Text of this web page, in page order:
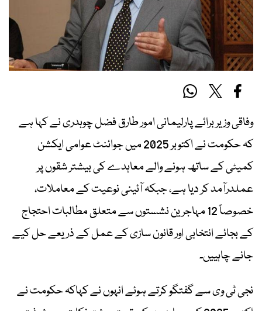
وفاقی وزیر برائے پارلیمانی امور طارق فضل چوہدری نے کہا ہے
کہ حکومت نے اکتوبر 2025 میں جوائنٹ عوامی ایکشن
کمیٹی کے ساتھ ہونے والے معاہدے کی بیشتر شقوں پر
عملدرآمد کر دیا ہے، جبکہ آئینی نوعیت کے معاملات،
خصوصاً 12 مہاجرین نشستوں سے متعلق مطالبات احتجاج
کے بجائے انتخابی اور قانون سازی کے عمل کے ذریعے حل کیے
جانے چاہییں۔
نجی ٹی وی سے گفتگو کرتے ہوئے انہوں نے کہاکہ حکومت نے